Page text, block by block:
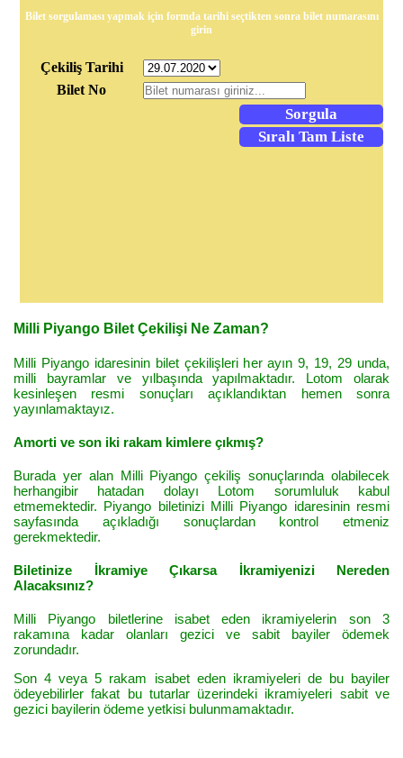
Bilet sorgulaması yapmak için formda tarihi seçtikten sonra bilet numarasını
girin
Çekiliş Tarihi
Bilet No
Milli Piyango Bilet Çekilişi Ne Zaman?
Milli Piyango idaresinin bilet çekilişleri her ayın 9, 19, 29 unda,
milli bayramlar ve yılbaşında yapılmaktadır. Lotom olarak
kesinleşen resmi sonuçları açıklandıktan hemen sonra
yayınlamaktayız.
Amorti ve son iki rakam kimlere çıkmış?
Burada yer alan Milli Piyango çekiliş sonuçlarında olabilecek
herhangibir hatadan dolayı Lotom sorumluluk kabul
etmemektedir. Piyango biletinizi Milli Piyango idaresinin resmi
sayfasında açıkladığı sonuçlardan kontrol etmeniz
gerekmektedir.
Biletinize İkramiye Çıkarsa İkramiyenizi Nereden
Alacaksınız?
Milli Piyango biletlerine isabet eden ikramiyelerin son 3
rakamına kadar olanları gezici ve sabit bayiler ödemek
zorundadır.
Son 4 veya 5 rakam isabet eden ikramiyeleri de bu bayiler
ödeyebilirler fakat bu tutarlar üzerindeki ikramiyeleri sabit ve
gezici bayilerin ödeme yetkisi bulunmamaktadır.